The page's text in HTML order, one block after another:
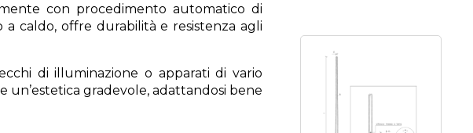
con procedimento automatico di
a caldo, offre durabilità e resistenza agli
di illuminazione o apparati di vario
gradevole, adattandosi bene